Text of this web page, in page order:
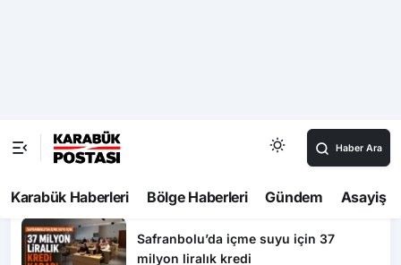
Safranbolu’da içme suyu için 37
Safranbolu’da içme suyu için 37
milyon liralık kredi